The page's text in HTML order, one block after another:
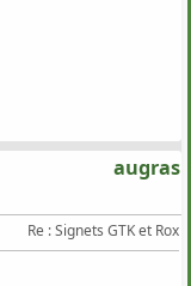
augras
Re : Signets GTK et Rox